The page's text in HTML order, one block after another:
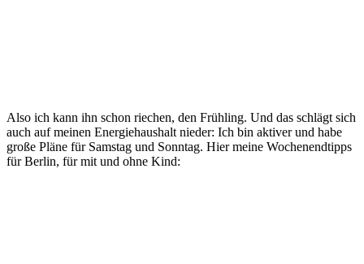
Also ich kann ihn schon riechen, den Frühling. Und das schlägt sich
auch auf meinen Energiehaushalt nieder: Ich bin aktiver und habe
große Pläne für Samstag und Sonntag. Hier meine Wochenendtipps
für Berlin, für mit und ohne Kind: